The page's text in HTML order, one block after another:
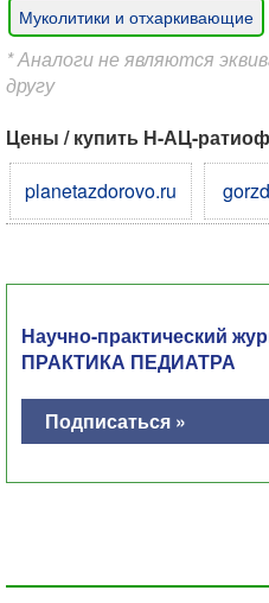
Муколитики и отхаркивающие
* Аналоги не являются
другу
Цены / купить Н-АЦ-
planetazdorovo.ru
Научно-практический
ПРАКТИКА ПЕДИАТРА
Подписаться »